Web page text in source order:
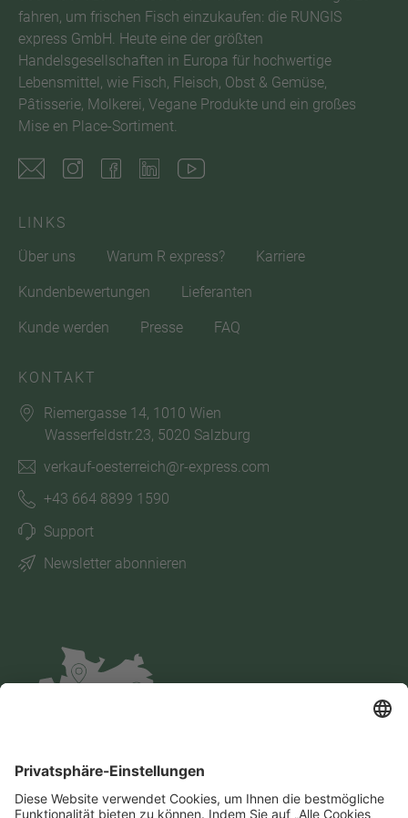
fahren, um frischen Fisch einzukaufen: die RUNGIS
express GmbH. Heute eine der größten
Handelsgesellschaften in Europa für hochwertige
Lebensmittel, wie Fisch, Fleisch, Obst & Gemüse,
Pâtisserie, Molkerei, Vegane Produkte und ein großes
Mise en Place-Sortiment.
LINKS
Über uns
Warum R express? Karriere
Kundenbewertungen Lieferanten
Kunde werden Presse FAQ
KONTAKT
Riemergasse 14, 1010 Wien
Wasserfeldstr.23, 5020 Salzburg
verkauf-oesterreich@r-express.com
+43 664 8899 1590
Support
Newsletter abonnieren